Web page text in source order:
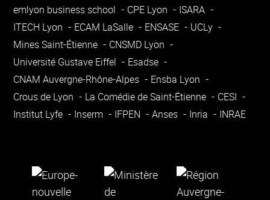
emlyon business school
CPE Lyon
ISARA
ITECH Lyon
ECAM LaSalle ENSASE
UCLy
Mines Saint-Étienne
CNSMD Lyon
Université Gustave Eiffel
Esadse
CNAM Auvergne-Rhône-Alpes
Ensba Lyon
Crous de Lyon
La Comédie de Saint-Étienne
CESI
Institut Lyfe
Inserm IFPEN Anses Inria INRAE